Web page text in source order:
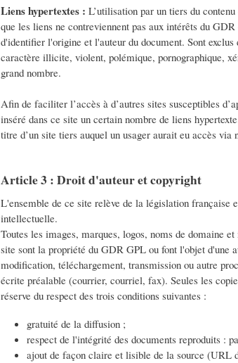
Liens hypertextes : L’utilisation par un tiers du
que les liens ne contreviennent pas aux intérêts du
d'identifier l'origine et l'auteur du document. Sont
caractère illicite, violent, polémique, pornographique,
grand nombre.
Afin de faciliter l’accès à d’autres sites susceptibles
inséré dans ce site un certain nombre de liens
titre d’un site tiers auquel un usager aurait eu accès
Article 3 : Droit d'auteur et copyright
L'ensemble de ce site relève de la législation française
intellectuelle.
Toutes les images, marques, logos, noms de domaine
site sont la propriété du GDR GPL ou font l'objet d'une
modification, téléchargement, transmission ou autre
écrite préalable (courrier, courriel, fax). Seules les
réserve du respect des trois conditions suivantes :
gratuité de la diffusion ;
respect de l'intégrité des documents reproduits :
ajout de façon claire et lisible de la source (URL